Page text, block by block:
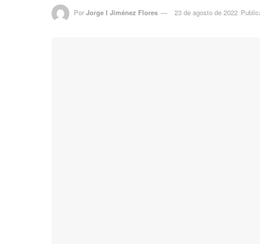
Por Jorge I Jiménez Flores 23 de agosto de 2022